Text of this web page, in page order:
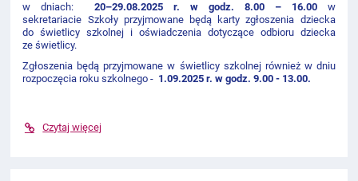
w dniach:20–29.08.2025 r. w godz. 8.00 – 16.00w
sekretariacie Szkoły przyjmowane będą karty zgłoszenia dziecka
do świetlicy szkolnej i oświadczenia dotyczące odbioru dziecka
ze świetlicy.
Zgłoszenia będą przyjmowane w świetlicy szkolnej również w dniu
rozpoczęcia roku szkolnego - 1 .09.2025 r. w godz. 9.00 - 13.00.
Czytaj więcej